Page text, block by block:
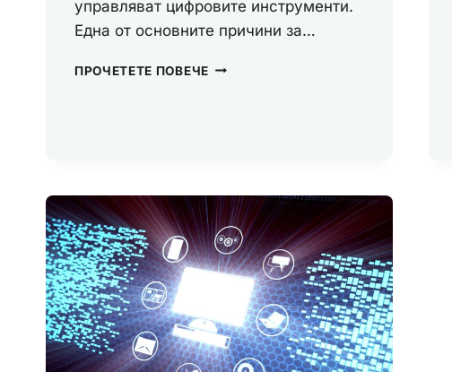
управляват цифровите инструменти.
Една от основните причини за…
ПРОЧЕТЕТЕ ПОВЕЧЕФРАНЦИЯ